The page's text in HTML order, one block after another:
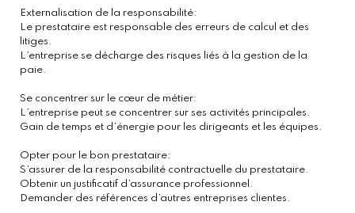
Externalisation de la responsabilité:
Le prestataire est responsable des erreurs de calcul et des
litiges.
L’entreprise se décharge des risques liés à la gestion de la
paie.
Se concentrer sur le cœur de métier:
L’entreprise peut se concentrer sur ses activités principales.
Gain de temps et d’énergie pour les dirigeants et les équipes.
Opter pour le bon prestataire:
S’assurer de la responsabilité contractuelle du prestataire.
Obtenir un justificatif d’assurance professionnel.
Demander des références d’autres entreprises clientes.